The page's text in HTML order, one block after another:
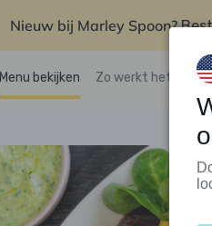
Nieuw bij Marley Spoon?
Menu bekijken Zo werkt het